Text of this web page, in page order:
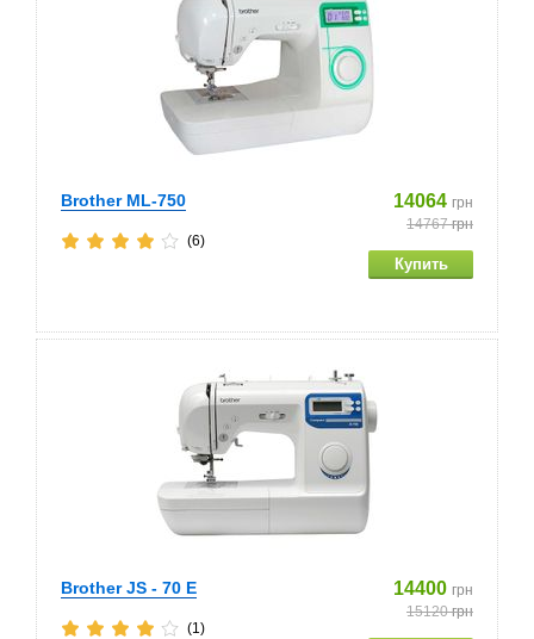
Brother ML-750 14064 грн
14767грн
(6)
Brother JS - 70 E 14400 грн
15120грн
(1)